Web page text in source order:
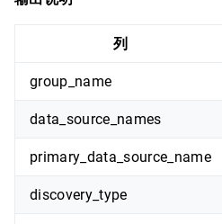
列
group_name
data_source_names
primary_data_source_name
discovery_type